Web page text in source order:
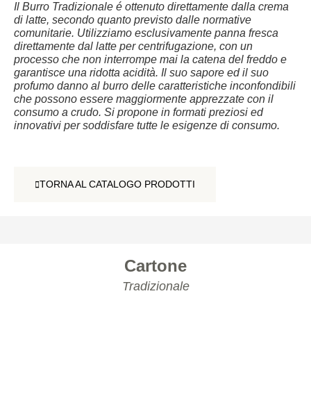
Il Burro Tradizionale é ottenuto direttamente dalla crema
di latte, secondo quanto previsto dalle normative
comunitarie. Utilizziamo esclusivamente panna fresca
direttamente dal latte per centrifugazione, con un
processo che non interrompe mai la catena del freddo e
garantisce una ridotta acidità. Il suo sapore ed il suo
profumo danno al burro delle caratteristiche inconfondibili
che possono essere maggiormente apprezzate con il
consumo a crudo. Si propone in formati preziosi ed
innovativi per soddisfare tutte le esigenze di consumo.
TORNA AL CATALOGO PRODOTTI
Cartone
Tradizionale